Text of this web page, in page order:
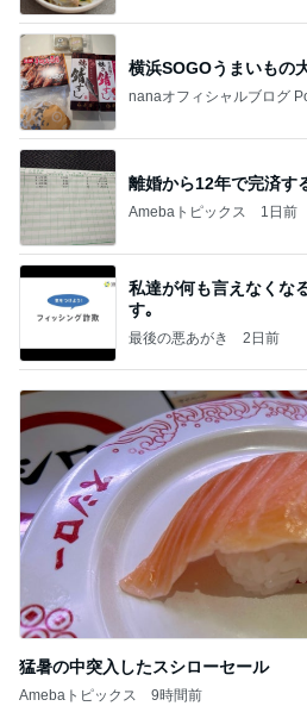
横浜SOGOうまいもの
nanaオフィシャルブログ
離婚から12年で完済す
Amebaトピックス 1日前
私達が何も言えなくな
す｡
最後の悪あがき 2日前
猛暑の中突入したスシローセール
Amebaトピックス 9時間前